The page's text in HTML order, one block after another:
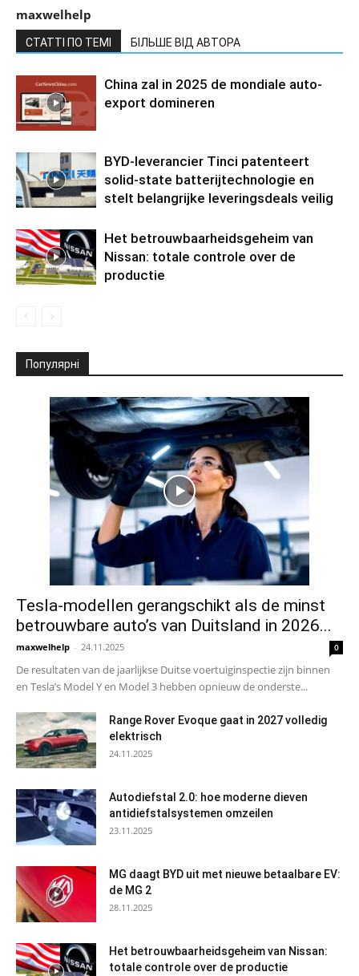
maxwelhelp
СТАТТІ ПО ТЕМІ БІЛЬШЕ ВІД АВТОРА
China zal in 2025 de mondiale auto-
export domineren
BYD-leverancier Tinci patenteert
solid-state batterijtechnologie en
stelt belangrijke leveringsdeals veilig
Het betrouwbaarheidsgeheim van
Nissan: totale controle over de
productie
Популярні
Tesla-modellen gerangschikt als de minst
betrouwbare auto’s van Duitsland in 2026...
maxwelhelp - 24.11.2025 0
De resultaten van de jaarlijkse Duitse voertuiginspectie zijn binnen
en Tesla’s Model Y en Model 3 hebben opnieuw de onderste...
Range Rover Evoque gaat in 2027 volledig
elektrisch
24.11.2025
Autodiefstal 2.0: hoe moderne dieven
antidiefstalsystemen omzeilen
23.11.2025
MG daagt BYD uit met nieuwe betaalbare EV:
de MG 2
28.11.2025
Het betrouwbaarheidsgeheim van Nissan:
totale controle over de productie